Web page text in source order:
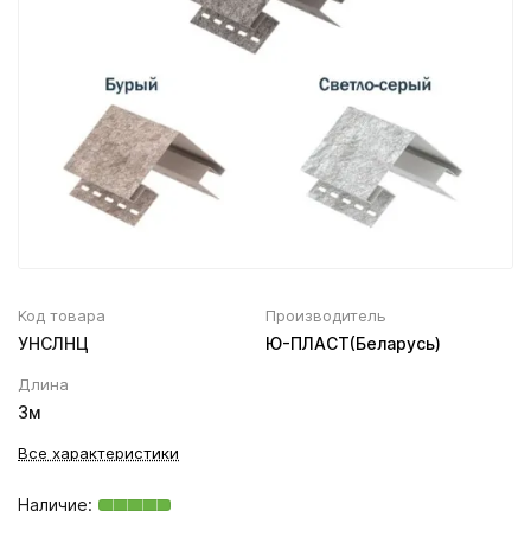
Вентиляционный выход
Колпаки, Проходы, Вент.ленты
Соединитель желоба
Трубы водосточные
Угол желоба
ХВОЙНАЯ фанера НЕ ШЛИФОВАННАЯ
Код товара
УНСЛНЦ
Производитель
Ю-ПЛАСТ(Беларусь)
Длина
3м
Все характеристики